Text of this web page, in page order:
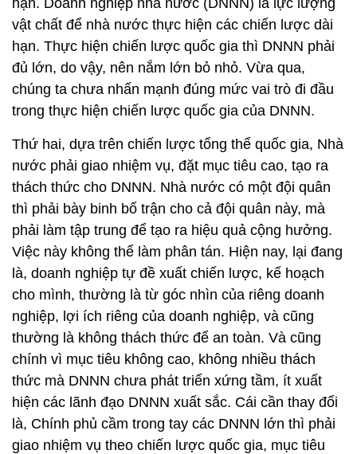
hạn. Doanh nghiệp nhà nước (DNNN) là lực lượng
vật chất để nhà nước thực hiện các chiến lược dài
hạn. Thực hiện chiến lược quốc gia thì DNNN phải
đủ lớn, do vậy, nên nắm lớn bỏ nhỏ. Vừa qua,
chúng ta chưa nhấn mạnh đúng mức vai trò đi đầu
trong thực hiện chiến lược quốc gia của DNNN.
Thứ hai, dựa trên chiến lược tổng thể quốc gia, Nhà
nước phải giao nhiệm vụ, đặt mục tiêu cao, tạo ra
thách thức cho DNNN. Nhà nước có một đội quân
thì phải bày binh bố trận cho cả đội quân này, mà
phải làm tập trung để tạo ra hiệu quả cộng hưởng.
Việc này không thể làm phân tán. Hiện nay, lại đang
là, doanh nghiệp tự đề xuất chiến lược, kế hoạch
cho mình, thường là từ góc nhìn của riêng doanh
nghiệp, lợi ích riêng của doanh nghiệp, và cũng
thường là không thách thức để an toàn. Và cũng
chính vì mục tiêu không cao, không nhiều thách
thức mà DNNN chưa phát triển xứng tầm, ít xuất
hiện các lãnh đạo DNNN xuất sắc. Cái cần thay đổi
là, Chính phủ cầm trong tay các DNNN lớn thì phải
giao nhiệm vụ theo chiến lược quốc gia, mục tiêu